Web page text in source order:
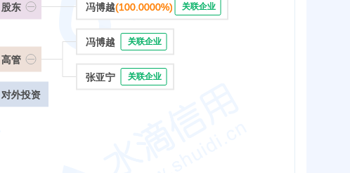
股东
高管
对外投资
冯博越(100.0000%) 关联企业
冯博越 关联企业
张亚宁 关联企业